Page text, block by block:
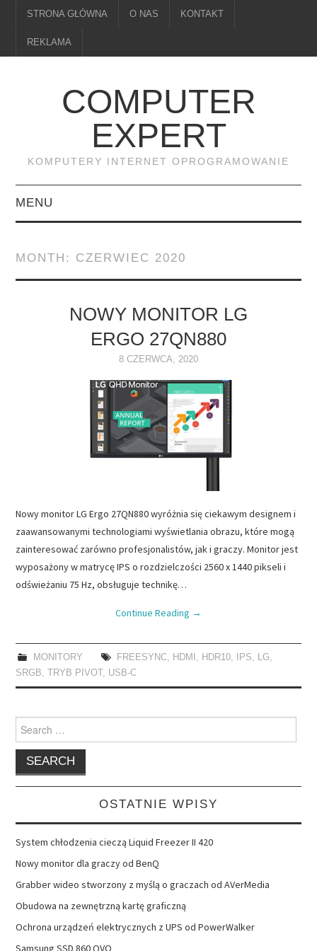
STRONA GŁÓWNA O NAS KONTAKT
REKLAMA
COMPUTER
EXPERT
KOMPUTERY INTERNET OPROGRAMOWANIE
MENU
MONITORY
OPROGRAMOWANIE
INTERNET
MONTH: CZERWIEC 2020
NOWY MONITOR LG
ERGO 27QN880
8 CZERWCA, 2020
Nowy monitor LG Ergo 27QN880 wyróżnia się ciekawym designem i
zaawansowanymi technologiami wyświetlania obrazu, które mogą
zainteresować zarówno profesjonalistów, jak i graczy. Monitor jest
wyposażony w matrycę IPS o rozdzielczości 2560 x 1440 pikseli i
odświeżaniu 75 Hz, obsługuje technikę…
Continue Reading →
MONITORY FREESYNC, HDMI , HDR10, IPS, LG,
SRGB, TRYB PIVOT , USB-C
Search
for:
OSTATNIE WPISY
System chłodzenia cieczą Liquid Freezer II 420
Nowy monitor dla graczy od BenQ
Grabber wideo stworzony z myślą o graczach od AVerMedia
Obudowa na zewnętrzną kartę graficzną
Ochrona urządzeń elektrycznych z UPS od PowerWalker
Samsung SSD 860 QVO